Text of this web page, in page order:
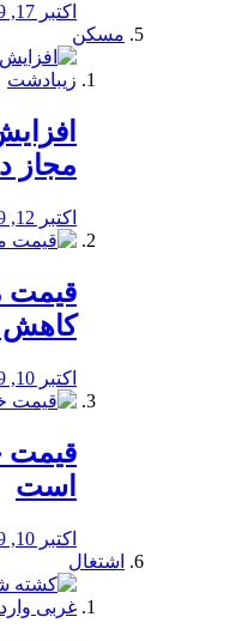
اکتبر 17, 2019
مسکن
مجاز
اکتبر 12, 2019
کاهش
اکتبر 10, 2019
قیمت
است
اکتبر 10, 2019
اشتغال